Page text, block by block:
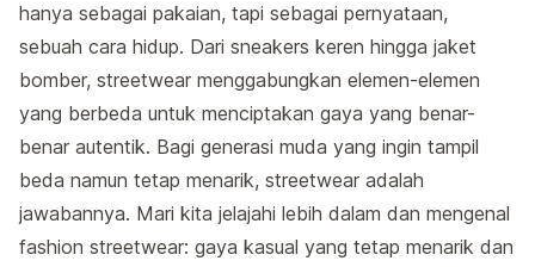
hanya sebagai pakaian, tapi sebagai pernyataan,
sebuah cara hidup. Dari sneakers keren hingga jaket
bomber, streetwear menggabungkan elemen-elemen
yang berbeda untuk menciptakan gaya yang benar-
benar autentik. Bagi generasi muda yang ingin tampil
beda namun tetap menarik, streetwear adalah
jawabannya. Mari kita jelajahi lebih dalam dan mengenal
fashion streetwear: gaya kasual yang tetap menarik dan